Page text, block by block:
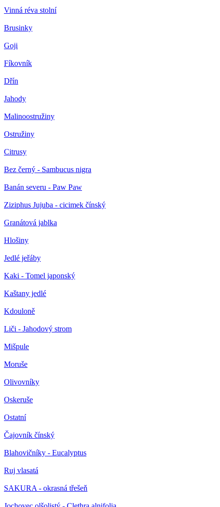
Vinná réva stolní
Brusinky
Goji
Fíkovník
Dřín
Jahody
Malinoostružiny
Ostružiny
Citrusy
Bez černý - Sambucus nigra
Banán severu - Paw Paw
Ziziphus Jujuba - cicimek čínský
Granátová jablka
Hlošiny
Jedlé jeřáby
Kaki - Tomel japonský
Kaštany jedlé
Kdouloně
Liči - Jahodový strom
Mišpule
Moruše
Olivovníky
Oskeruše
Ostatní
Čajovník čínský
Blahovičníky - Eucalyptus
Ruj vlasatá
SAKURA - okrasná třešeň